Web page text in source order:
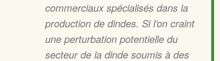
commerciaux spécialisés dans la
production de dindes. Si l’on craint
une perturbation potentielle du
secteur de la dinde soumis à des